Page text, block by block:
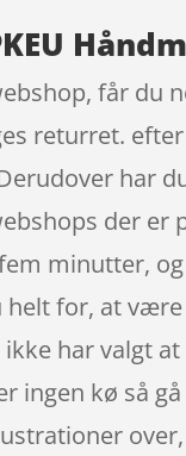
får du
returret.
har
der er
minutter,
helt for, at
har valgt
ingen kø så